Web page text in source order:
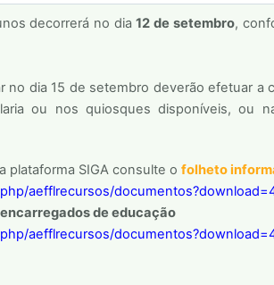
decorrerá no dia12 de setembro,
no dia 15 de setembro deverão efetuar a
ou nos quiosques disponíveis, ou
plataforma SIGA consulte o folheto
aefflrecursos/
de educação
aefflrecursos/